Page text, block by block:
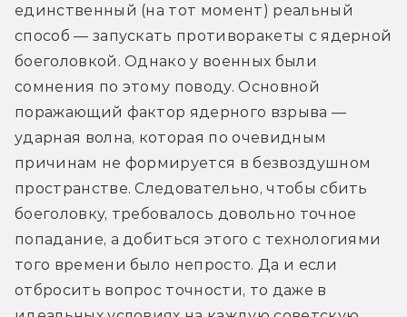
единственный (на тот момент) реальный
способ — запускать противоракеты с ядерной
боеголовкой. Однако у военных были
сомнения по этому поводу. Основной
поражающий фактор ядерного взрыва —
ударная волна, которая по очевидным
причинам не формируется в безвоздушном
пространстве. Следовательно, чтобы сбить
боеголовку, требовалось довольно точное
попадание, а добиться этого с технологиями
того времени было непросто. Да и если
отбросить вопрос точности, то даже в